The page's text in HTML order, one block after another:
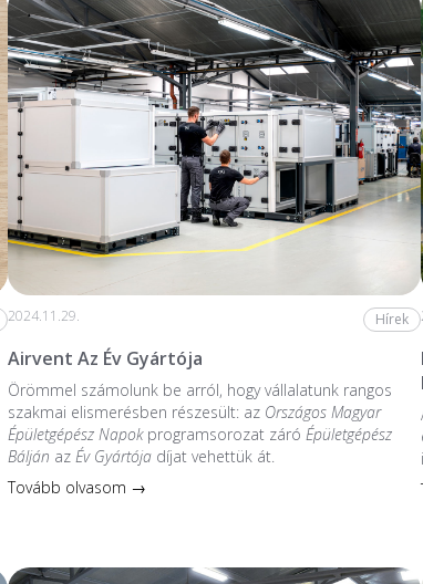
2024.11.29. Hírek
Airvent Az Év Gyártója
Örömmel számolunk be arról, hogy vállalatunk rangos
szakmai elismerésben részesült: az Országos Magyar
Épületgépész Napokprogramsorozat záró Épületgépész
Bálján az Év Gyártójadíjat vehettük át.
Tovább olvasom →